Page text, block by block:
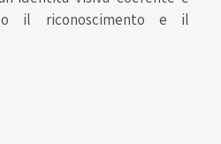
il riconoscimento e il